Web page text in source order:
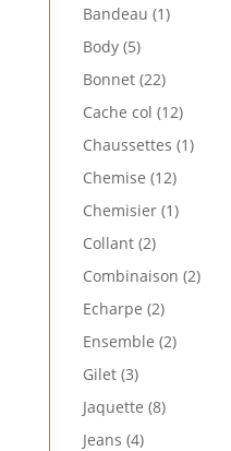
Bandeau 11
Body 55
produits
Bonnet 2222
produits
Cache col 1212
produits
Chaussettes 11
Chemise 1212
produits
Chemisier 11
Collant 22
produits
Combinaison 22
Echarpe 22
produits
Ensemble 22
Gilet 33
produits
Jaquette 88
Jeans 44